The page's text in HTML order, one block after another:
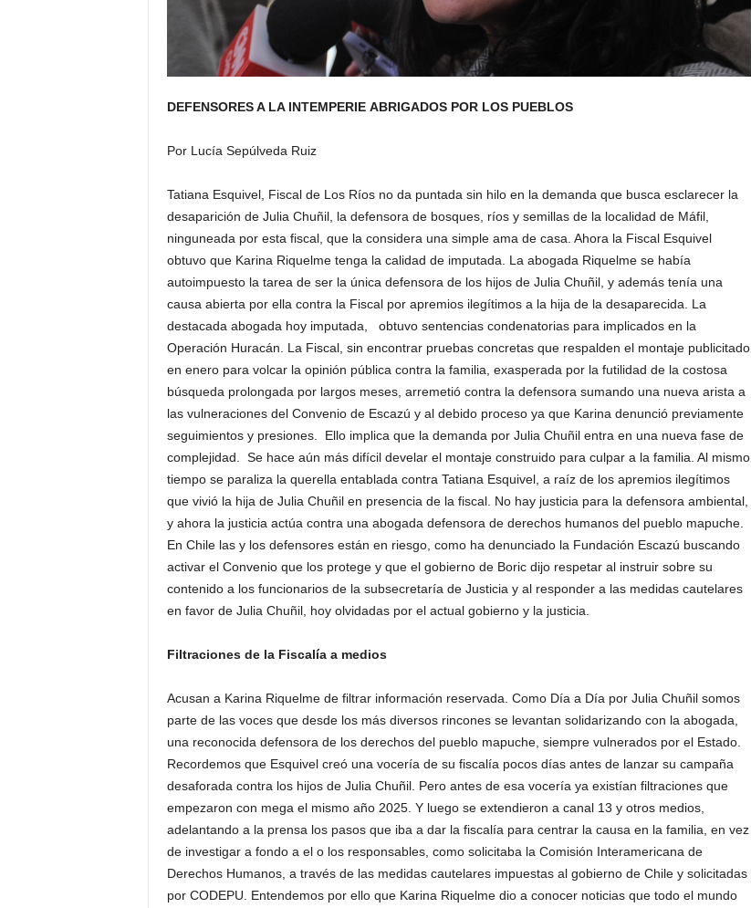
DEFENSORES A LA INTEMPERIE ABRIGADOS POR LOS PUEBLOS
Por Lucía Sepúlveda Ruiz
Tatiana Esquivel, Fiscal de Los Ríos no da puntada sin hilo en la demanda que busca esclarecer la
desaparición de Julia Chuñil, la defensora de bosques, ríos y semillas de la localidad de Máfil,
ninguneada por esta fiscal, que la considera una simple ama de casa. Ahora la Fiscal Esquivel
obtuvo que Karina Riquelme tenga la calidad de imputada. La abogada Riquelme se había
autoimpuesto la tarea de ser la única defensora de los hijos de Julia Chuñil, y además tenía una
causa abierta por ella contra la Fiscal por apremios ilegítimos a la hija de la desaparecida. La
destacada abogada hoy imputada, obtuvo sentencias condenatorias para implicados en la
Operación Huracán. La Fiscal, sin encontrar pruebas concretas que respalden el montaje publicitado
en enero para volcar la opinión pública contra la familia, exasperada por la futilidad de la costosa
búsqueda prolongada por largos meses, arremetió contra la defensora sumando una nueva arista a
las vulneraciones del Convenio de Escazú y al debido proceso ya que Karina denunció previamente
seguimientos y presiones. Ello implica que la demanda por Julia Chuñil entra en una nueva fase de
complejidad. Se hace aún más difícil develar el montaje construido para culpar a la familia. Al mismo
tiempo se paraliza la querella entablada contra Tatiana Esquivel, a raíz de los apremios ilegítimos
que vivió la hija de Julia Chuñil en presencia de la fiscal. No hay justicia para la defensora ambiental,
y ahora la justicia actúa contra una abogada defensora de derechos humanos del pueblo mapuche.
En Chile las y los defensores están en riesgo, como ha denunciado la Fundación Escazú buscando
activar el Convenio que los protege y que el gobierno de Boric dijo respetar al instruir sobre su
contenido a los funcionarios de la subsecretaría de Justicia y al responder a las medidas cautelares
en favor de Julia Chuñil, hoy olvidadas por el actual gobierno y la justicia.
Filtraciones de la Fiscalía a medios
Acusan a Karina Riquelme de filtrar información reservada. Como Día a Día por Julia Chuñil somos
parte de las voces que desde los más diversos rincones se levantan solidarizando con la abogada,
una reconocida defensora de los derechos del pueblo mapuche, siempre vulnerados por el Estado.
Recordemos que Esquivel creó una vocería de su fiscalía pocos días antes de lanzar su campaña
desaforada contra los hijos de Julia Chuñil. Pero antes de esa vocería ya existían filtraciones que
empezaron con mega el mismo año 2025. Y luego se extendieron a canal 13 y otros medios,
adelantando a la prensa los pasos que iba a dar la fiscalía para centrar la causa en la familia, en vez
de investigar a fondo a el o los responsables, como solicitaba la Comisión Interamericana de
Derechos Humanos, a través de las medidas cautelares impuestas al gobierno de Chile y solicitadas
por CODEPU. Entendemos por ello que Karina Riquelme dio a conocer noticias que todo el mundo